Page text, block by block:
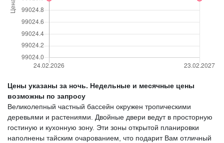
Цены указаны за ночь. Недельные и месячные цены
возможны по запросу
Великолепный частный бассейн окружен тропическими
деревьями и растениями. Двойные двери ведут в просторную
гостиную и кухонную зону. Эти зоны открытой планировки
наполнены тайским очарованием, что подарит Вам отличный